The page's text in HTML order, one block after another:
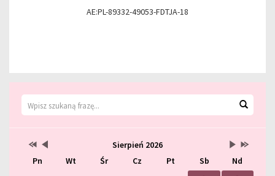
AE:PL-89332-49053-FDTJA-18
Wyszukiwarka
Kalendarz Lista
wydarzeń
Sierpień 2026Brak
w
Przestaw
na
Przestaw
na
Przestaw
na
Wrzesień
Przestaw
na
Sierpień
Pn Wt Śr Cz Pt Sb
Nd